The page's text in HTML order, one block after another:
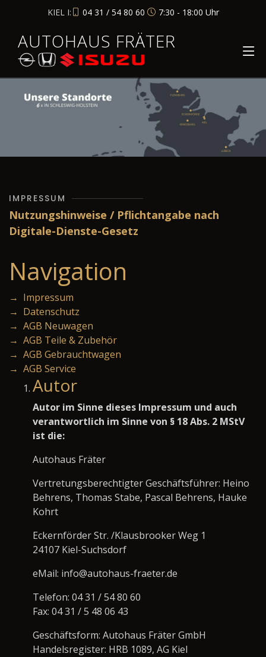
KIEL I: 04 31 / 54 80 60 7:30 - 18:00 Uhr
AUTOHAUS FRÄTER
IMPRESSUM
Nutzungshinweise / Pflichtangabe nach
Digitale-Dienste-Gesetz
Navigation
→ Impressum
→ Datenschutz
→ AGB Neuwagen
→ AGB Teile & Zubehör
→ AGB Gebrauchtwagen
→ AGB Service
Autor
Autor im Sinne dieses Impressum und auch
verantwortlich im Sinne von § 18 Abs. 2 MStV
ist die:
Autohaus Fräter
Vertretungsberechtigter Geschäftsführer: Heino
Behrens, Thomas Stabe, Pascal Behrens, Hauke
Kohrt
Eckernförder Str. /Klausbrooker Weg 1
24107 Kiel-Suchsdorf
eMail: info@autohaus-fraeter.de
Telefon: 04 31 / 54 80 60
Fax: 04 31 / 5 48 06 43
Geschäftsform: Autohaus Fräter GmbH
Handelsregister: HRB 1089, AG Kiel